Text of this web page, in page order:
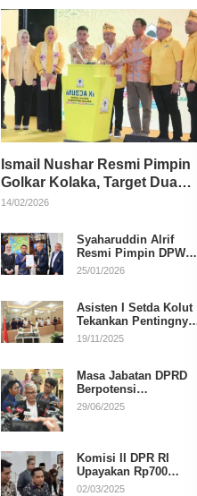
Ismail Nushar Resmi Pimpin
Golkar Kolaka, Target Dua
Kursi per Dapil
14/02/2026
Syaharuddin Alrif
Resmi Pimpin DPW
NasDem Sulsel
25/01/2026
Asisten I Setda Kolut
Tekankan Pentingnya
Pendidikan Politik
19/11/2025
Masa Jabatan DPRD
Berpotensi
Diperpanjang, Aria
29/06/2025
Komisi II DPR RI
Upayakan Rp700
Miliar dari APBN
02/03/2025